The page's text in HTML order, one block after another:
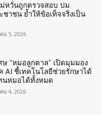
หวั่นถูกตรวจสอบ ปม
ชาชน ย้ำให้ข้อเท็จจริงเป็น
ม 5, 2026
“หมอลูกตาล” เปิดมุมมอง
AI ชี้เทคโนโลยีช่วยรักษาได้
หมอได้ทั้งหมด
ม 4, 2026